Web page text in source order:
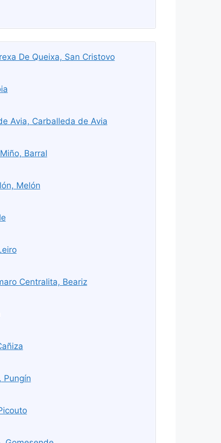
De Queixa, San Cristovo
Avia, Carballeda de Avia
Barral
Melón
Centralita, Beariz
Pungín